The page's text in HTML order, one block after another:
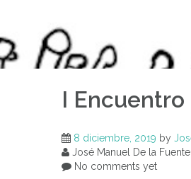
I
8 diciembre, 2019 by
José Manuel De la
No comments yet